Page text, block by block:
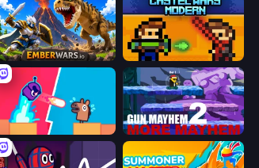
EmberWars.io Castle Wars: Modern
Boom Slingers ReBoom Gun Mayhem 2